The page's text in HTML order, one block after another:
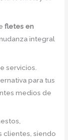
fletes en
integral
servicios.
para tus
medios de
clientes, siendo